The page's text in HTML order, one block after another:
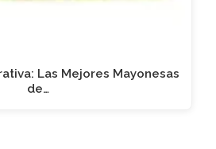
Las Mejores Mayonesas
de…